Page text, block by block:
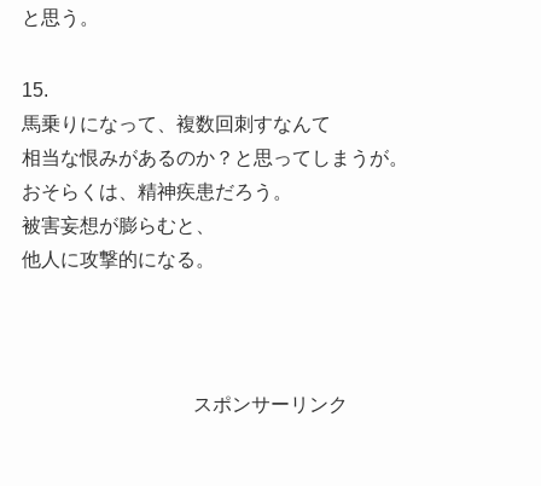
と思う。
15.
馬乗りになって、複数回刺すなんて
相当な恨みがあるのか？と思ってしまうが。
おそらくは、精神疾患だろう。
被害妄想が膨らむと、
他人に攻撃的になる。
スポンサーリンク